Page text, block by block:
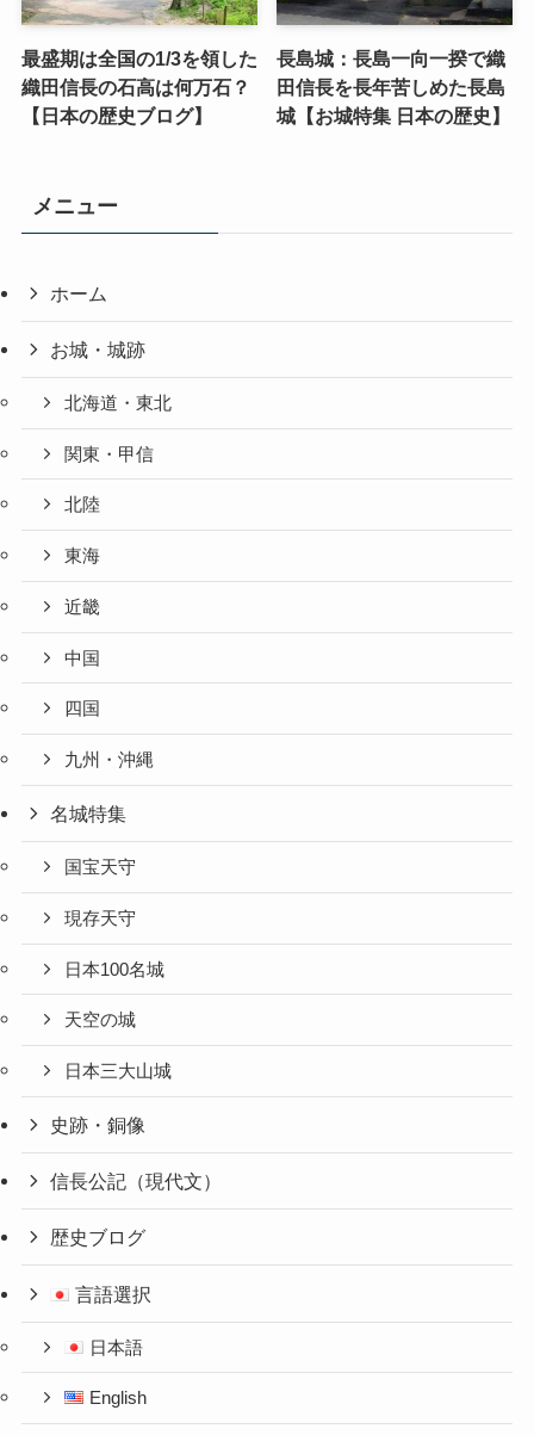
最盛期は全国の1/3を領した
織田信長の石高は何万石？
【日本の歴史ブログ】
長島城：長島一向一揆で織
田信長を長年苦しめた長島
城【お城特集 日本の歴史】
メニュー
ホーム
お城・城跡
北海道・東北
関東・甲信
北陸
東海
近畿
中国
四国
九州・沖縄
名城特集
国宝天守
現存天守
日本100名城
天空の城
日本三大山城
史跡・銅像
信長公記（現代文）
歴史ブログ
言語選択
日本語
English